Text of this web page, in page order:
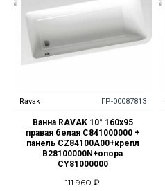
Ravak ГР-00087813
Ванна RAVAK 10° 160х95
правая белая C841000000 +
панель CZ84100A00+крепл
B28100000N+опора
CY81000000
111 960 ₽